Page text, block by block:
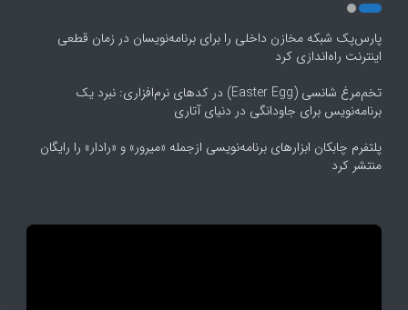
پارس‌پک شبکه مخازن داخلی را برای برنامه‌نویسان در زمان قطعی
اینترنت راه‌اندازی کرد
تخم‌مرغ شانسی (Easter Egg) در کدهای نرم‌افزاری: نبرد یک
برنامه‌نویس برای جاودانگی در دنیای آتاری
پلتفرم چابکان ابزارهای برنامه‌نویسی ازجمله «میرور» و «رادار» را رایگان
منتشر کرد